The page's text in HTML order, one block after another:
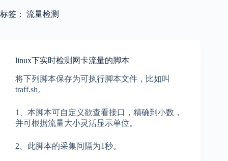
标签： 流量检测
linux下实时检测网卡流量的脚本
将下列脚本保存为可执行脚本文件，比如叫
traff.sh。
1、本脚本可自定义欲查看接口，精确到小数，
并可根据流量大小灵活显示单位。
2、此脚本的采集间隔为1秒。